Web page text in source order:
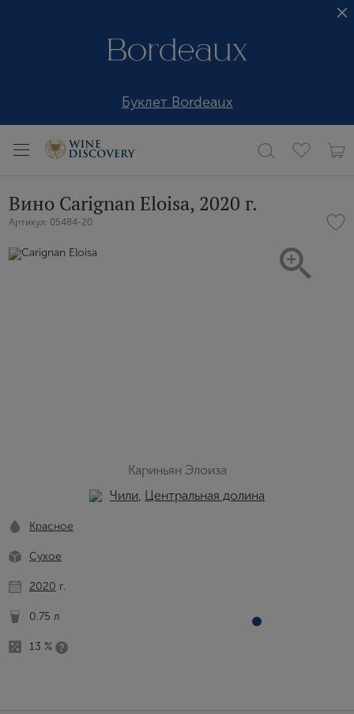
Буклет Bordeaux
Вино Carignan Eloisa, 2020 г.
Артикул: 05484-20
Кариньян Элоиза
Чили, Центральная долина
Красное
Сухое
2020 г.
0.75 л
13 %